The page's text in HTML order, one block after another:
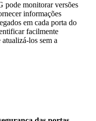
pode monitorar versões
informações
em cada porta do
facilmente
los sem a